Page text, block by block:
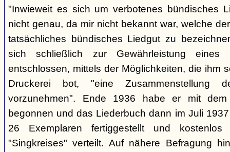
"Inwieweit es sich um verbotenes bündisches
nicht genau, da mir nicht bekannt war, welche
tatsächliches bündisches Liedgut zu
sich schließlich zur Gewährleistung eines
entschlossen, mittels der Möglichkeiten, die ihm
Druckerei bot, "eine Zusammenstellung
vorzunehmen". Ende 1936 habe er mit
begonnen und das Liederbuch dann im Juli
26 Exemplaren fertiggestellt und
"Singkreises" verteilt. Auf nähere Befragung